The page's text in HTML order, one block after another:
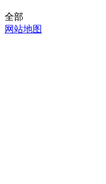
全部
网站地图